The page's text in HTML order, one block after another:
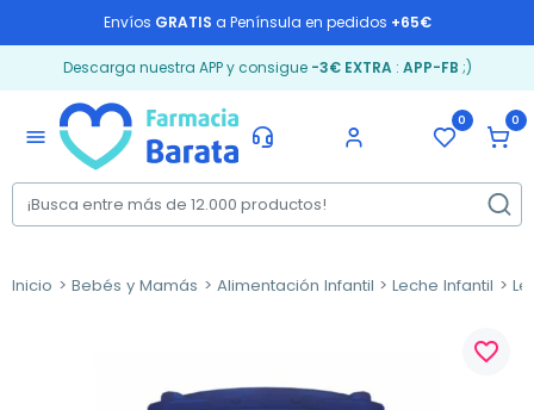
Envíos GRATIS a Península en pedidos +65€
Descarga nuestra APP y consigue -3€ EXTRA: APP-FB ;)
menu
0 0
Inicio Bebés y Mamás Alimentación Infantil Leche Infantil
favorite_border